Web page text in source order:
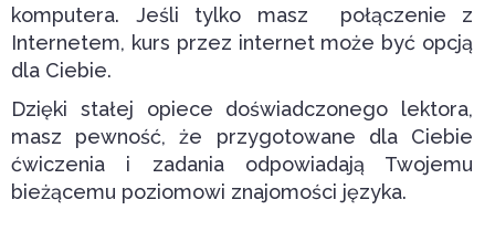
komputera. Jeśli tylko masz połączenie z
Internetem, kurs przez internet może być opcją
dla Ciebie.
Dzięki stałej opiece doświadczonego lektora,
masz pewność, że przygotowane dla Ciebie
ćwiczenia i zadania odpowiadają Twojemu
bieżącemu poziomowi znajomości języka.